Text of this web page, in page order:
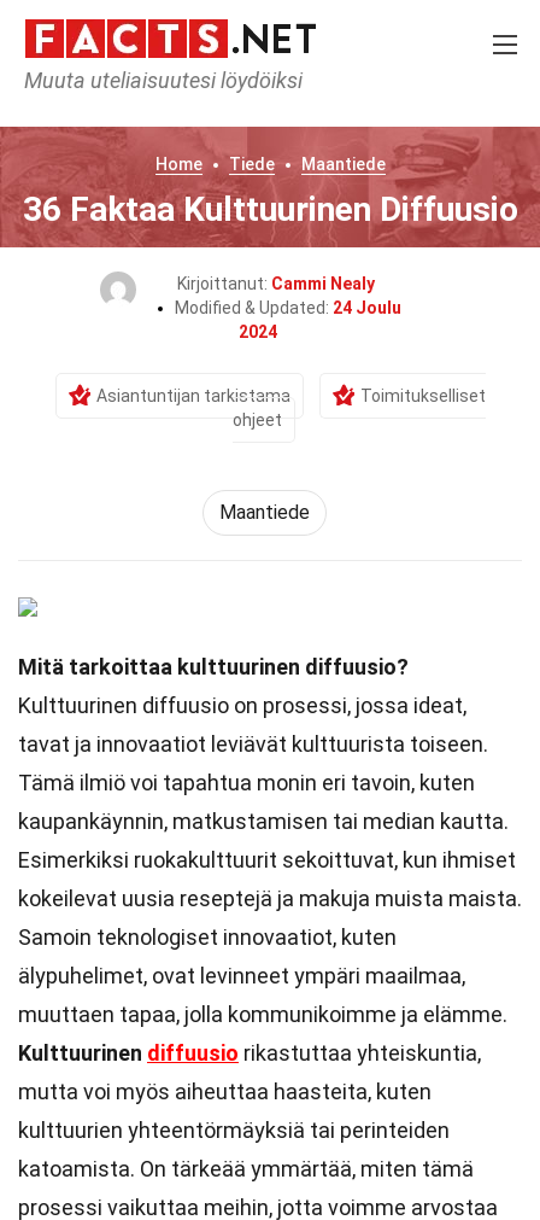
Muuta uteliaisuutesi löydöiksi
Home Tiede Maantiede
36 Faktaa Kulttuurinen Diffuusio
Kirjoittanut: Cammi Nealy
Modified & Updated: 24 Joulu
2024
Asiantuntijan tarkistama
Toimitukselliset
ohjeet
Maantiede
Mitä tarkoittaa kulttuurinen diffuusio?
Kulttuurinen diffuusio on prosessi, jossa ideat,
tavat ja innovaatiot leviävät kulttuurista toiseen.
Tämä ilmiö voi tapahtua monin eri tavoin, kuten
kaupankäynnin, matkustamisen tai median kautta.
Esimerkiksi ruokakulttuurit sekoittuvat, kun ihmiset
kokeilevat uusia reseptejä ja makuja muista maista.
Samoin teknologiset innovaatiot, kuten
älypuhelimet, ovat levinneet ympäri maailmaa,
muuttaen tapaa, jolla kommunikoimme ja elämme.
Kulttuurinen diffuusio rikastuttaa yhteiskuntia,
mutta voi myös aiheuttaa haasteita, kuten
kulttuurien yhteentörmäyksiä tai perinteiden
katoamista. On tärkeää ymmärtää, miten tämä
prosessi vaikuttaa meihin, jotta voimme arvostaa